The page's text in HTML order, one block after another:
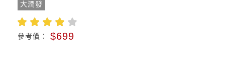
大潤發
參考價： $699